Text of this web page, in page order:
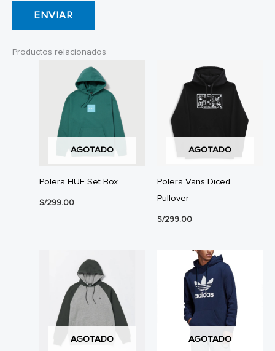
Productos relacionados
AGOTADO
Polera HUF Set Box
S/299.00
AGOTADO
Polera Vans Diced
Pullover
S/299.00
AGOTADO AGOTADO